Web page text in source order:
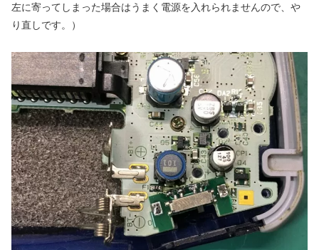
左に寄ってしまった場合はうまく電源を入れられませんので、や
り直しです。）